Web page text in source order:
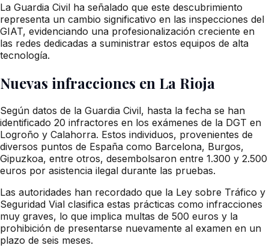
La Guardia Civil ha señalado que este descubrimiento
representa un cambio significativo en las inspecciones del
GIAT, evidenciando una profesionalización creciente en
las redes dedicadas a suministrar estos equipos de alta
tecnología.
Nuevas infracciones en La Rioja
Según datos de la Guardia Civil, hasta la fecha se han
identificado 20 infractores en los exámenes de la DGT en
Logroño y Calahorra. Estos individuos, provenientes de
diversos puntos de España como Barcelona, Burgos,
Gipuzkoa, entre otros, desembolsaron entre 1.300 y 2.500
euros por asistencia ilegal durante las pruebas.
Las autoridades han recordado que la Ley sobre Tráfico y
Seguridad Vial clasifica estas prácticas como infracciones
muy graves, lo que implica multas de 500 euros y la
prohibición de presentarse nuevamente al examen en un
plazo de seis meses.